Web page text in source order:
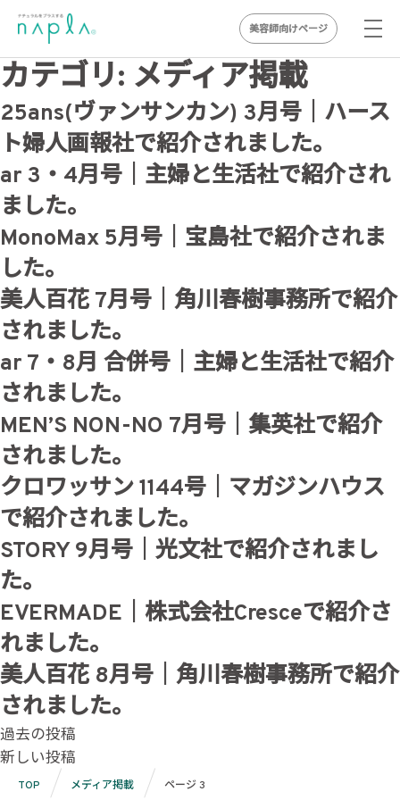
Skip
to
content
美容師向けページ
カテゴリ: メディア掲載
25ans(ヴァンサンカン) 3月号｜ハース
ト婦人画報社で紹介されました。
ar 3・4月号｜主婦と生活社で紹介され
ました。
MonoMax 5月号｜宝島社で紹介されま
した。
美人百花 7月号｜角川春樹事務所で紹介
されました。
ar 7・8月 合併号｜主婦と生活社で紹介
されました。
MEN’S NON-NO 7月号｜集英社で紹介
されました。
クロワッサン 1144号｜マガジンハウス
で紹介されました。
STORY 9月号｜光文社で紹介されまし
た。
EVERMADE｜株式会社Cresceで紹介さ
れました。
美人百花 8月号｜角川春樹事務所で紹介
されました。
投
稿
過去の投稿
新しい投稿
TOP メディア掲載 ページ 3